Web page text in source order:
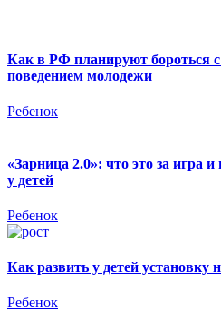
Как в РФ планируют бороться
поведением молодежи
Ребенок
«Зарница 2.0»: что это за игра
у детей
Ребенок
Как развить у детей установку
Ребенок